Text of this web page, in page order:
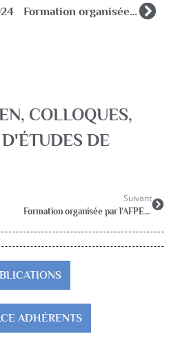
Formation organisée par l’AFPEN 34 sur les violences intrafamiliales
, COLLOQUES,
D'ÉTUDES DE
Suivant
Formation organisée par l’AFPEN 34 sur les violences intrafamiliales
ADHÉRENTS